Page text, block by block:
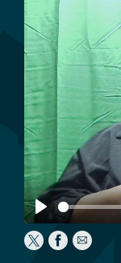
Play